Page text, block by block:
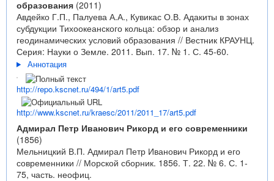
образования (2011)
Авдейко Г.П., Палуева А.А., Кувикас О.В. Адакиты в зонах
субдукции Тихоокеанского кольца: обзор и анализ
геодинамических условий образования // Вестник КРАУНЦ.
Серия: Науки о Земле. 2011. Вып. 17. № 1. С. 45-60.
Аннотация
http://repo.kscnet.ru/494/1/art5.pdf
http://www.kscnet.ru/kraesc/2011/2011_17/art5.pdf
Адмирал Петр Иванович Рикорд и его современники
(1856)
Мельницкий В.П. Адмирал Петр Иванович Рикорд и его
современники // Морской сборник. 1856. Т. 22. № 6. С. 1-
75, часть. неофиц.